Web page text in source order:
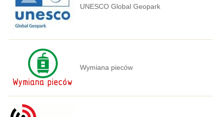
UNESCO Global Geopark
Wymiana pieców